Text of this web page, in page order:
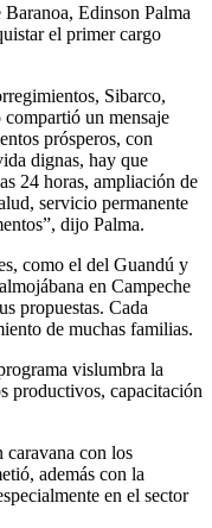
Edinson Palma
el primer cargo
Sibarco,
un mensaje
prósperos, con
dignas, hay que
24 horas, ampliación de
servicio permanente
dijo Palma.
como el del Guandú y
en Campeche
propuestas. Cada
de muchas familias.
vislumbra la
productivos, capacitación
caravana con los
además con la
en el sector